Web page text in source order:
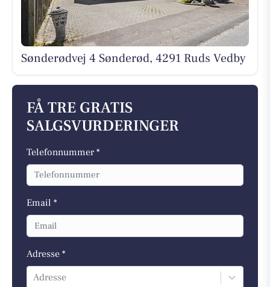
Sønderødvej 4 Sønderød, 4291 Ruds Vedby
FÅ TRE GRATIS
SALGSVURDERINGER
Telefonnummer *
Email *
Adresse *
Adresse